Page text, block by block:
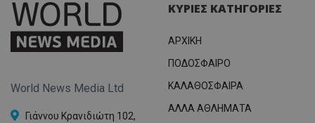
World News Media Ltd
Γιάννου Κρανιδιώτη 102,
ΚΥΡΙΕΣ ΚΑΤΗΓΟΡΙΕΣ
ΑΡΧΙΚΗ
ΠΟΔΟΣΦΑΙΡΟ
ΚΑΛΑΘΟΣΦΑΙΡΑ
ΑΛΛΑ ΑΘΛΗΜΑΤΑ